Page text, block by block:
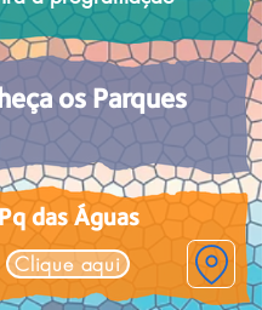
os Parques
Pq das Águas
Clique aqui